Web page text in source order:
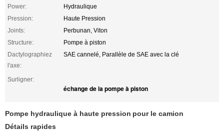
Power:
Hydraulique
Pression:
Haute Pression
Joints:
Perbunan, Viton
Structure:
Pompe à piston
Dactylographiez
l'axe:
SAE cannelé, Parallèle de SAE avec la clé
Surligner:
échange de la pompe à piston
Pompe hydraulique à haute pression pour le camion
Détails rapides